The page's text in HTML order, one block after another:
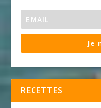
Je
RECETTES